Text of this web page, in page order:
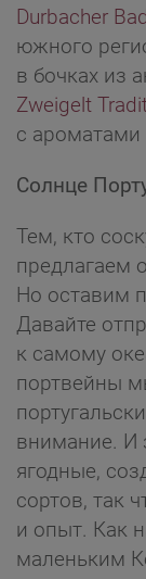
Durbacher
южного
в бочках из
Zweigelt
с ароматами
Солнце
Тем, кто
предлагаем
Но оставим
Давайте
к самому
портвейны
внимание. И
ягодные,
сортов, так
и опыт. Как
маленьким